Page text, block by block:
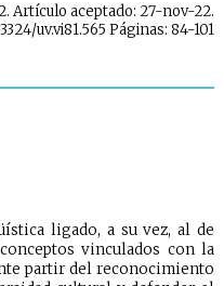
Artículo aceptado: 27-nov-22.
uv.vi81.565 Páginas: 84-101
ligado, a su vez, al de
vinculados con la
partir del reconocimiento